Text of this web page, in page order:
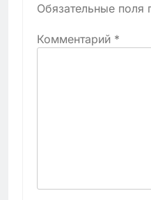
Обязательные поля
Комментарий *